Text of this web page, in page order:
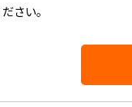
さい。